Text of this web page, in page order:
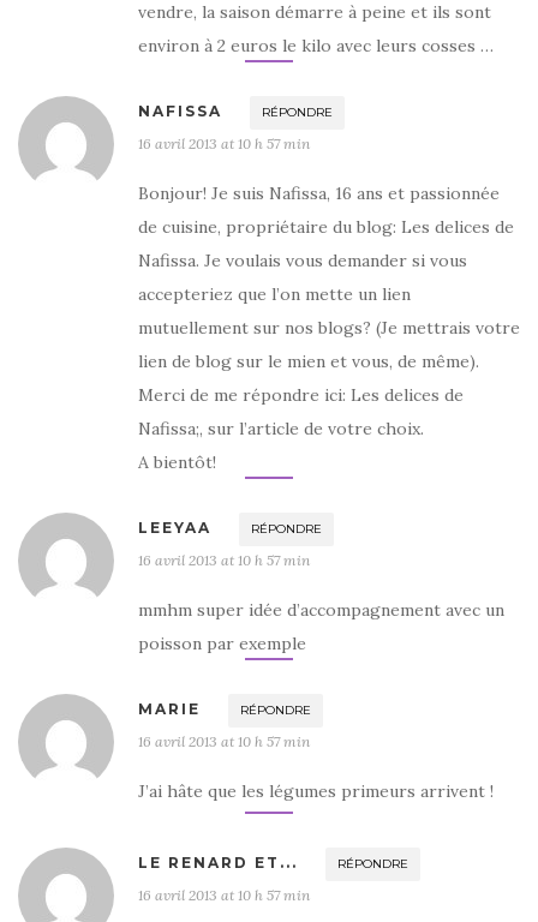
vendre, la saison démarre à peine et ils sont
environ à 2 euros le kilo avec leurs cosses …
NAFISSA RÉPONDRE
16 avril 2013 at 10 h 57 min
Bonjour! Je suis Nafissa, 16 ans et passionnée
de cuisine, propriétaire du blog: Les delices de
Nafissa. Je voulais vous demander si vous
accepteriez que l’on mette un lien
mutuellement sur nos blogs? (Je mettrais votre
lien de blog sur le mien et vous, de même).
Merci de me répondre ici: Les delices de
Nafissa;, sur l’article de votre choix.
A bientôt!
LEEYAA RÉPONDRE
16 avril 2013 at 10 h 57 min
mmhm super idée d’accompagnement avec un
poisson par exemple
MARIE RÉPONDRE
16 avril 2013 at 10 h 57 min
J’ai hâte que les légumes primeurs arrivent !
LE RENARD ET... RÉPONDRE
16 avril 2013 at 10 h 57 min